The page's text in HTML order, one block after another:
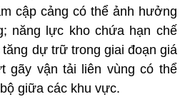
cập cảng có thể ảnh hưởng
năng lực kho chứa hạn chế
dự trữ trong giai đoạn giá
gãy vận tải liên vùng có thể
giữa các khu vực.